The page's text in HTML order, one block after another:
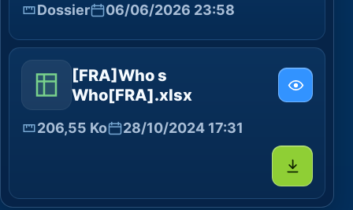
Dossier 06/06/2026 23:58
[FRA]Who s
Who[FRA].xlsx
206,55 Ko 28/10/2024 17:31